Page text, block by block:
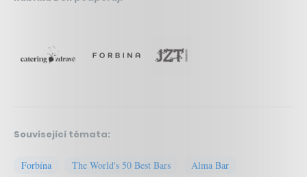
Související témata:
Forbína The World's 50 Best Bars Alma Bar